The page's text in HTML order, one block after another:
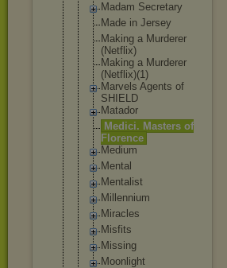
Madam Secretary
Made in Jersey
Making a Murderer
(Netflix)
Making a Murderer
(Netflix)(1)
Marvels Agents of
SHIELD
Matador
Medici. Masters of
Florence
Medium
Mental
Mentalist
Millennium
Miracles
Misfits
Missing
Moonlight